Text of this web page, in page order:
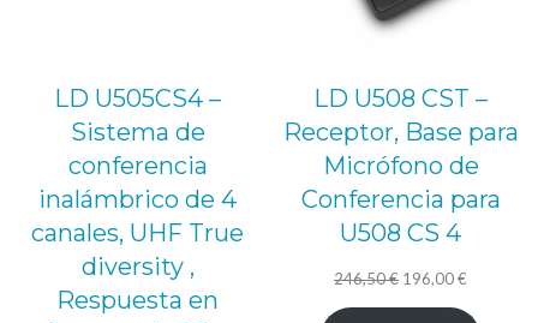
LD U505CS4 –
Sistema de
conferencia
inalámbrico de 4
canales, UHF True
diversity ,
Respuesta en
LD U508 CST –
Receptor, Base para
Micrófono de
Conferencia para
U508 CS 4
246,50€ El
precio
196,00€
precio